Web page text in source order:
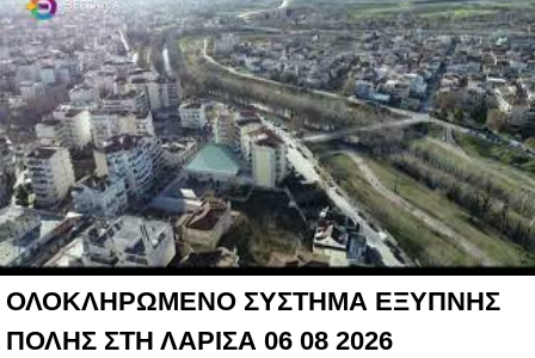
ΟΛΟΚΛΗΡΩΜΕΝΟ ΣΥΣΤΗΜΑ ΕΞΥΠΝΗΣ
ΠΟΛΗΣ ΣΤΗ ΛΑΡΙΣΑ 06 08 2026